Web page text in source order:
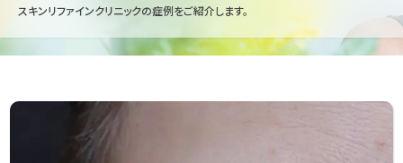
スキンリファインクリニックの症例をご紹介します。